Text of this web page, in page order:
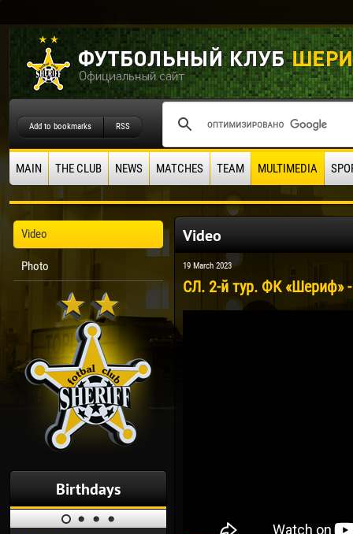
Add to bookmarks RSS
MAIN THE CLUB NEWS MATCHES TEAM MULTIMEDIA
Video
Photo
Birthdays
Video
19 March 2023
СЛ. 2-й тур. ФК «Шериф»